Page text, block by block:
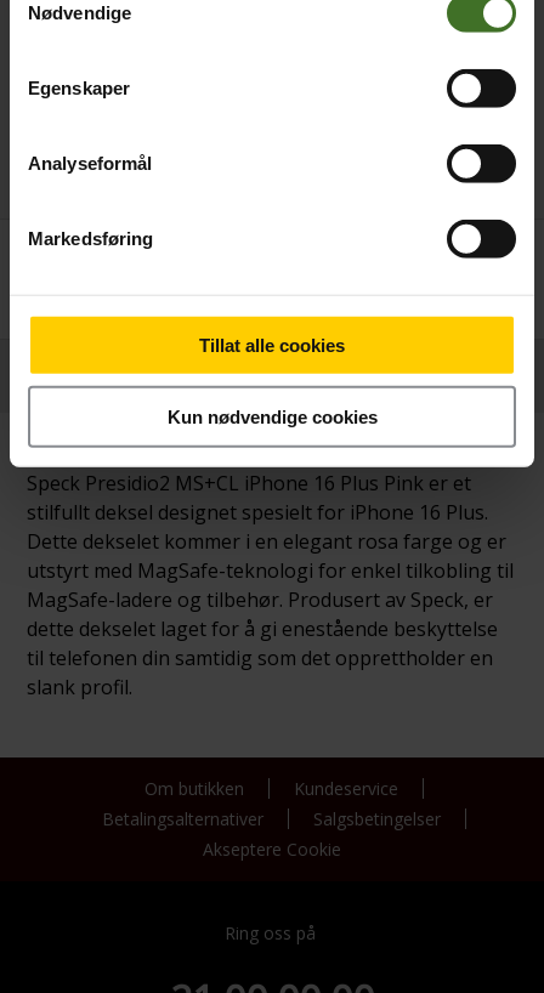
Nødvendige
Egenskaper
Analyseformål
Markedsføring
Tillat alle cookies
Kun nødvendige cookies
Produktinformasjon
Speck Presidio2 MS+CL iPhone 16 Plus Pink er et
stilfullt deksel designet spesielt for iPhone 16 Plus.
Dette dekselet kommer i en elegant rosa farge og er
utstyrt med MagSafe-teknologi for enkel tilkobling til
MagSafe-ladere og tilbehør. Produsert av Speck, er
dette dekselet laget for å gi enestående beskyttelse
til telefonen din samtidig som det opprettholder en
slank profil.
Om butikken
Kundeservice
Betalingsalternativer
Salgsbetingelser
Akseptere Cookie
Ring oss på